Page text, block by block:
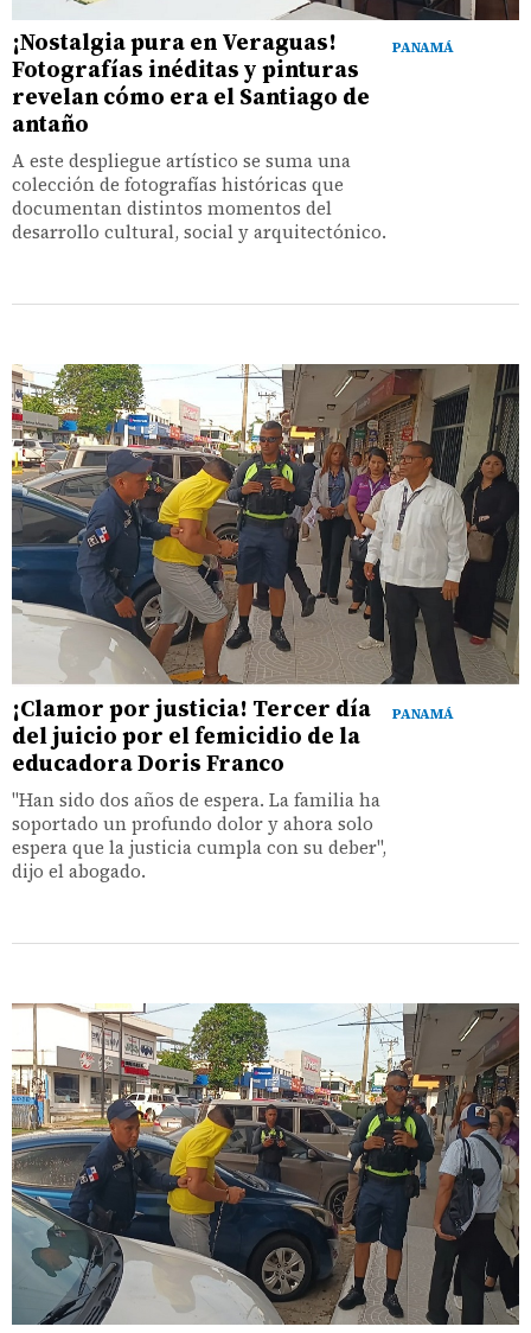
PANAMÁ
¡Nostalgia pura en Veraguas!
Fotografías inéditas y pinturas
revelan cómo era el Santiago de
antaño
A este despliegue artístico se suma una
colección de fotografías históricas que
documentan distintos momentos del
desarrollo cultural, social y arquitectónico.
PANAMÁ
¡Clamor por justicia! Tercer día
del juicio por el femicidio de la
educadora Doris Franco
"Han sido dos años de espera. La familia ha
soportado un profundo dolor y ahora solo
espera que la justicia cumpla con su deber",
dijo el abogado.